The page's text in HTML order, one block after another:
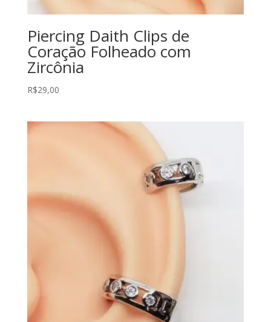
Piercing Daith Clips de
Coração Folheado com
Zircônia
R$29,00